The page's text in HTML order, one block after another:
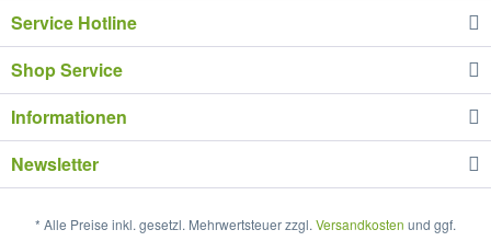
Service Hotline
Shop Service
Informationen
Newsletter
* Alle Preise inkl. gesetzl. Mehrwertsteuer zzgl. Versandkosten und ggf.